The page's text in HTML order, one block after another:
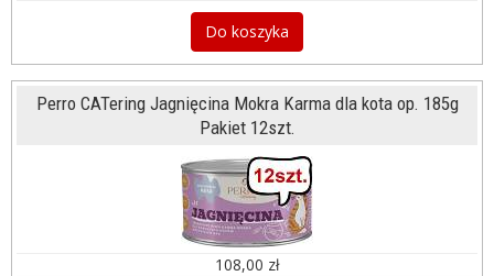
Do koszyka
Perro CATering Jagnięcina Mokra Karma dla kota op. 185g
Pakiet 12szt.
108,00 zł